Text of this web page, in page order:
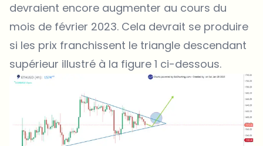
devraient encore augmenter au cours du
mois de février 2023. Cela devrait se produire
si les prix franchissent le triangle descendant
supérieur illustré à la figure 1 ci-dessous.